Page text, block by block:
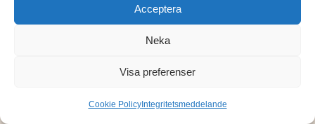
Acceptera
Neka
Visa preferenser
Cookie PolicyIntegritetsmeddelande
(på finska)